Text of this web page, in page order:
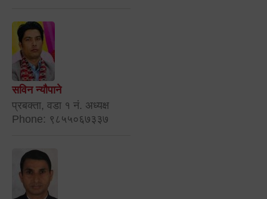
सविन न्यौपाने
प्रबक्ता, वडा १ नं. अध्यक्ष
Phone: ९८५५०६७३३७